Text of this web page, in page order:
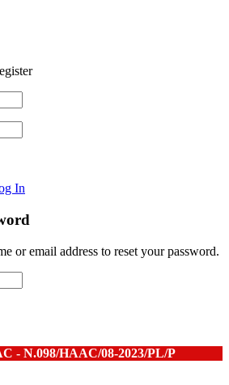
In
or email address to reset your password.
- N.098/HAAC/08-2023/PL/P